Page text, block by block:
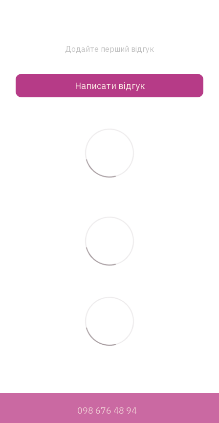
Додайте перший відгук
Написати відгук
098 676 48 94